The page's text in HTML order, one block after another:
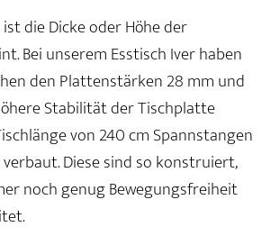
die Dicke oder Höhe der
Bei unserem Esstisch Iver haben
den Plattenstärken 28 mm und
Stabilität der Tischplatte
von 240 cm Spannstangen
Diese sind so konstruiert,
noch genug Bewegungsfreiheit